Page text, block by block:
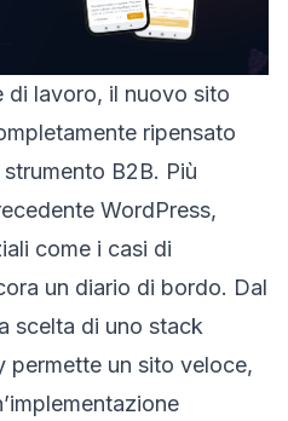
di lavoro, il nuovo sito
ripensato
B2B. Più
WordPress,
come i casi di
un diario di bordo. Dal
scelta di uno stack
permette un sito veloce,